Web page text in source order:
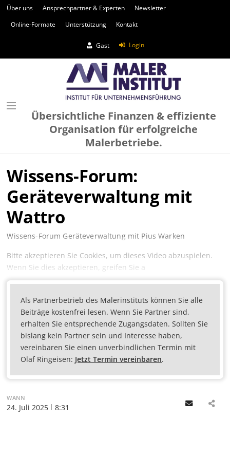
Über uns Ansprechpartner & Experten
Newsletter
Online-Formate
Unterstützung Kontakt
Gast Login
Übersichtliche Finanzen & effiziente
Organisation für erfolgreiche
Malerbetriebe.
Wissens-Forum:
Geräteverwaltung mit
Wattro
Wissens-Forum Geräteverwaltung mit Pius Warken
Bitte akzeptieren Sie Cookies, um dieses Video abzuspielen.
Wenn Sie dies akzeptieren, greifen Sie a
Als Partnerbetrieb des Malerinstituts können Sie alle
Beiträge kostenfrei lesen. Wenn Sie Partner sind,
erhalten Sie entsprechende Zugangsdaten. Sollten Sie
bislang kein Partner sein und Interesse haben,
vereinbaren Sie einen unverbindlichen Termin mit
Olaf Ringeisen: Jetzt Termin vereinbaren.
WANN
24. Juli 2025 8:31 Email